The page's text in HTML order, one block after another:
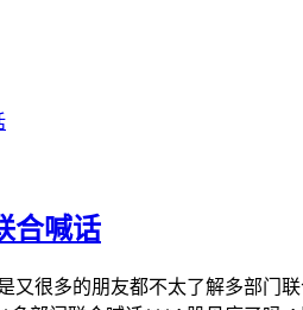
合喊话
又很多的朋友都不太了解多部门